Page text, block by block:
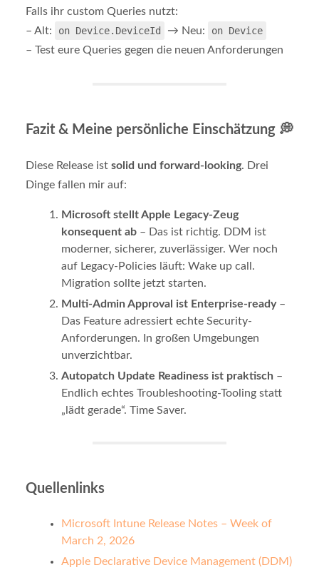
Falls ihr custom Queries nutzt:
– Alt:
on Device.DeviceId → Neu:
on Device
– Test eure Queries gegen die neuen Anforderungen
Fazit & Meine persönliche Einschätzung 💭
Diese Release ist solid und forward-looking. Drei
Dinge fallen mir auf:
Microsoft stellt Apple Legacy-Zeug
konsequent ab– Das ist richtig. DDM ist
moderner, sicherer, zuverlässiger. Wer noch
auf Legacy-Policies läuft: Wake up call.
Migration sollte jetzt starten.
Multi-Admin Approval ist Enterprise-ready–
Das Feature adressiert echte Security-
Anforderungen. In großen Umgebungen
unverzichtbar.
Autopatch Update Readiness ist praktisch –
Endlich echtes Troubleshooting-Tooling statt
„lädt gerade“. Time Saver.
Quellenlinks
Microsoft Intune Release Notes – Week of
March 2, 2026
Apple Declarative Device Management (DDM)